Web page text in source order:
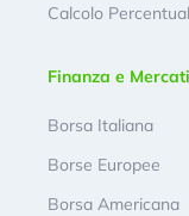
Calcolo
Finanza e Mercati
Borsa Italiana
Borse Europee
Borsa Americana